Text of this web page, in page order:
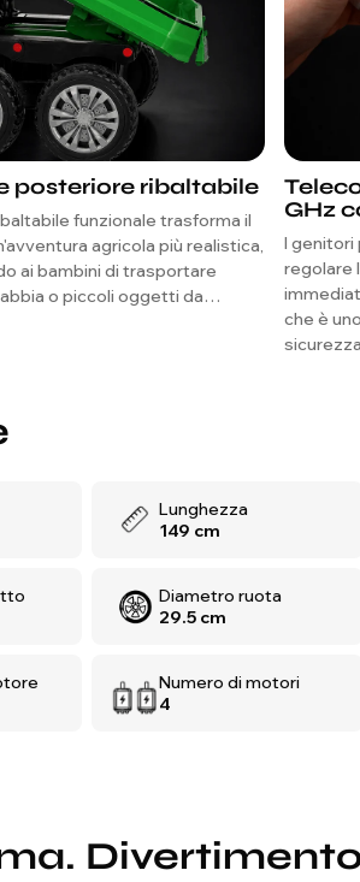
posteriore ribaltabile
funzionale trasforma il
agricola più realistica,
ai bambini di trasportare
o piccoli oggetti da
GHz
I genitori
regolare
che è
Lunghezza
149 cm
Diametro ruota
29.5 cm
Numero di motori
4